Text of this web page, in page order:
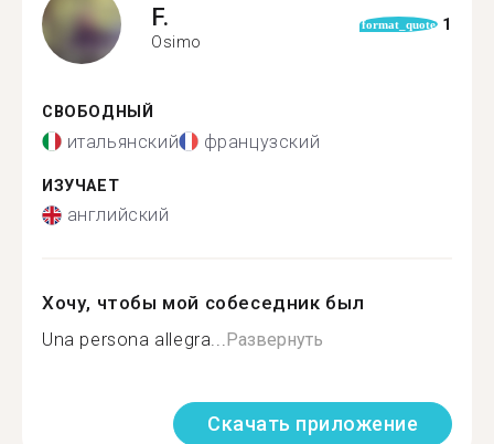
F.
Osimo
format_quote 1
СВОБОДНЫЙ
итальянский французский
ИЗУЧАЕТ
английский
Хочу, чтобы мой собеседник был
Una persona allegra...Развернуть
Скачать приложение